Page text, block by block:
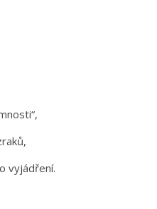
vyjádření.